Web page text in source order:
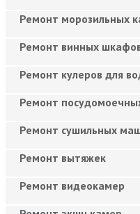
Ремонт морозильных
Ремонт винных
Ремонт кулеров для
Ремонт
Ремонт сушильных
Ремонт вытяжек
Ремонт видеокамер